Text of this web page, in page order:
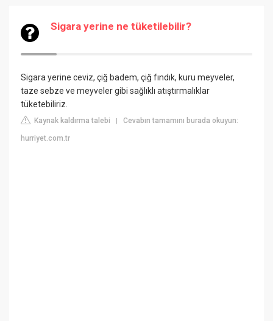
Sigara yerine ne tüketilebilir?
Sigara yerine ceviz, çiğ badem, çiğ fındık, kuru meyveler,
taze sebze ve meyveler gibi sağlıklı atıştırmalıklar
tüketebiliriz.
Kaynak kaldırma talebi |Cevabın tamamını burada okuyun:
hurriyet.com.tr